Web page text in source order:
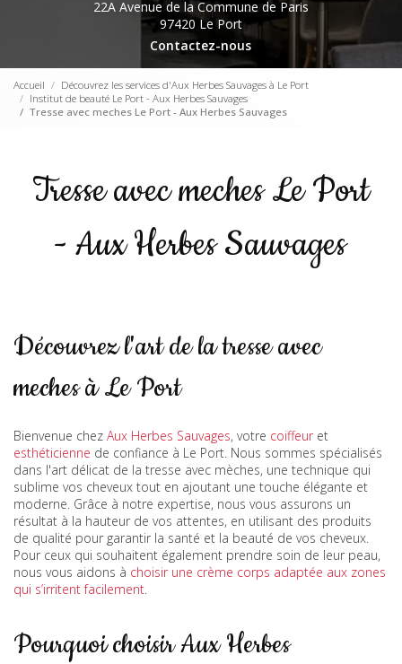
22A Avenue de la Commune de Paris
97420 Le Port
Contactez-nous
Accueil
Découvrez les services d'Aux Herbes Sauvages à Le Port
Institut de beauté Le Port - Aux Herbes Sauvages
Tresse avec meches Le Port - Aux Herbes Sauvages
Tresse avec meches Le Port
- Aux Herbes Sauvages
Découvrez l'art de la tresse avec
meches à Le Port
Bienvenue chez Aux Herbes Sauvages, votre coiffeuret
esthéticienne de confiance à Le Port. Nous sommes spécialisés
dans l'art délicat de la tresse avec mèches, une technique qui
sublime vos cheveux tout en ajoutant une touche élégante et
moderne. Grâce à notre expertise, nous vous assurons un
résultat à la hauteur de vos attentes, en utilisant des produits
de qualité pour garantir la santé et la beauté de vos cheveux.
Pour ceux qui souhaitent également prendre soin de leur peau,
nous vous aidons à choisir une crème corps adaptée aux zones
qui s’irritent facilement.
Pourquoi choisir Aux Herbes